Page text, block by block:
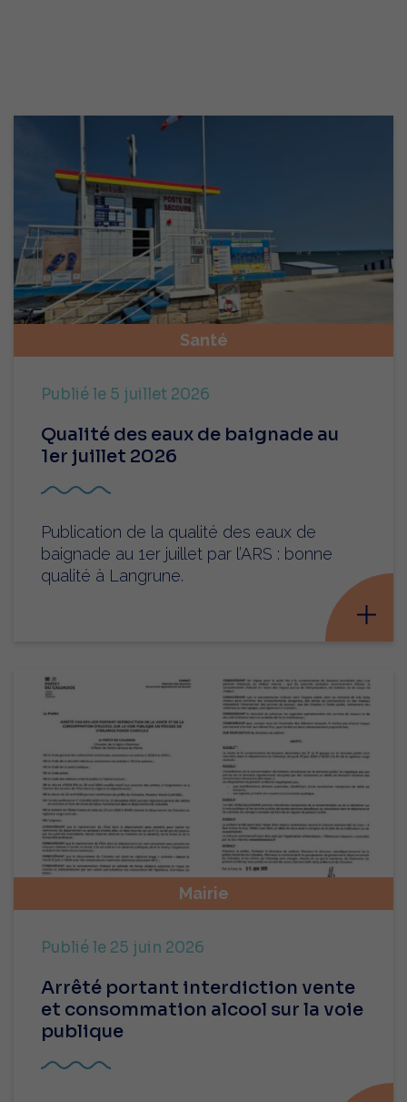
Santé
Publié le 5 juillet 2026
Qualité des eaux de baignade au
1er juillet 2026
Publication de la qualité des eaux de
baignade au 1er juillet par l’ARS : bonne
qualité à Langrune.
Mairie
Publié le 25 juin 2026
Arrêté portant interdiction vente
et consommation alcool sur la voie
publique